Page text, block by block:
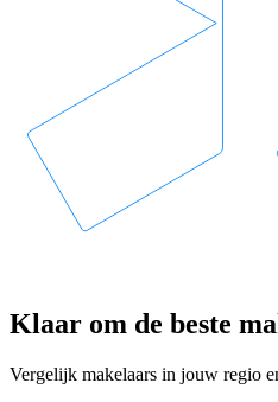
Klaar om de beste
Vergelijk makelaars in jouw regio